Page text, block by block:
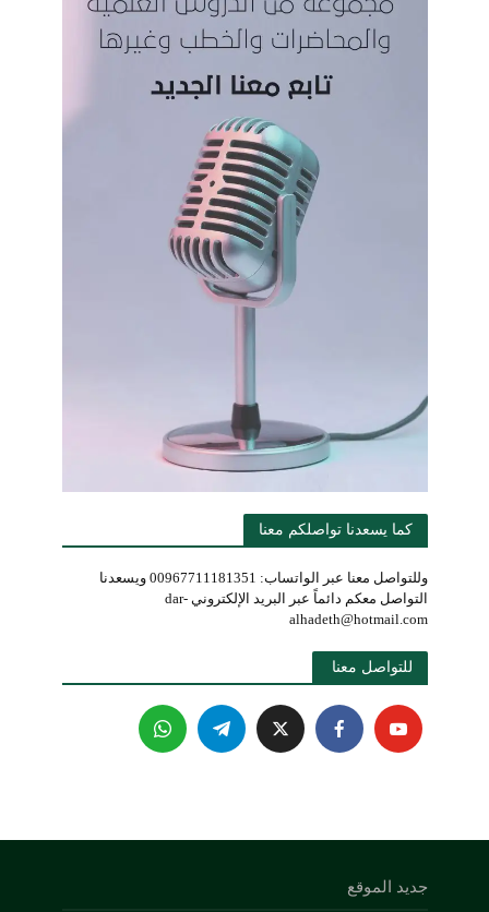
كما يسعدنا تواصلكم معنا
وللتواصل معنا عبر الواتساب: 00967711181351 ويسعدنا
التواصل معكم دائماً عبر البريد الإلكتروني dar-
alhadeth@hotmail.com
للتواصل معنا
جديد الموقع